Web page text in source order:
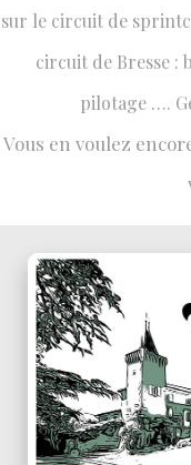
sur le circuit de
circuit de Bresse :
pilotage ….
Vous en voulez